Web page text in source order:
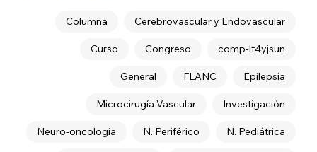
Cerebrovascular y Endovascular
Columna
comp-lt4yjsun
Congreso
Curso
Epilepsia
FLANC
General
Investigación
Microcirugía Vascular
N. Pediátrica
N. Periférico
Neuro-oncología